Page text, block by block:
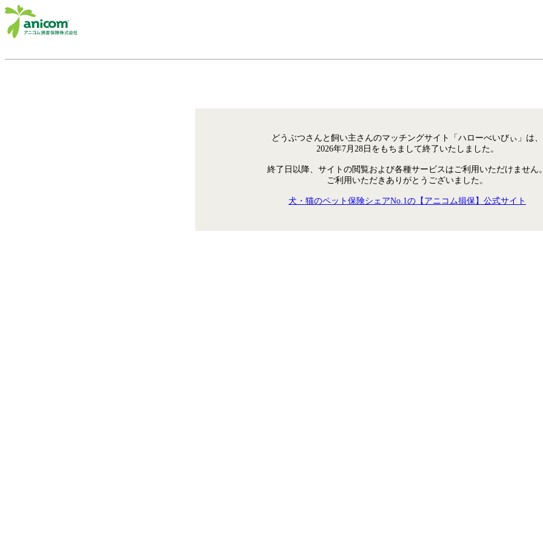
どうぶつさんと飼い主さんのマッチングサイト「ハローべいびぃ」は、
2026年7月28日をもちまして終了いたしました。
終了日以降、サイトの閲覧および各種サービスはご利用いただけません
ご利用いただきありがとうございました。
犬・猫のペット保険シェアNo.1の【アニコム損保】公式サイト